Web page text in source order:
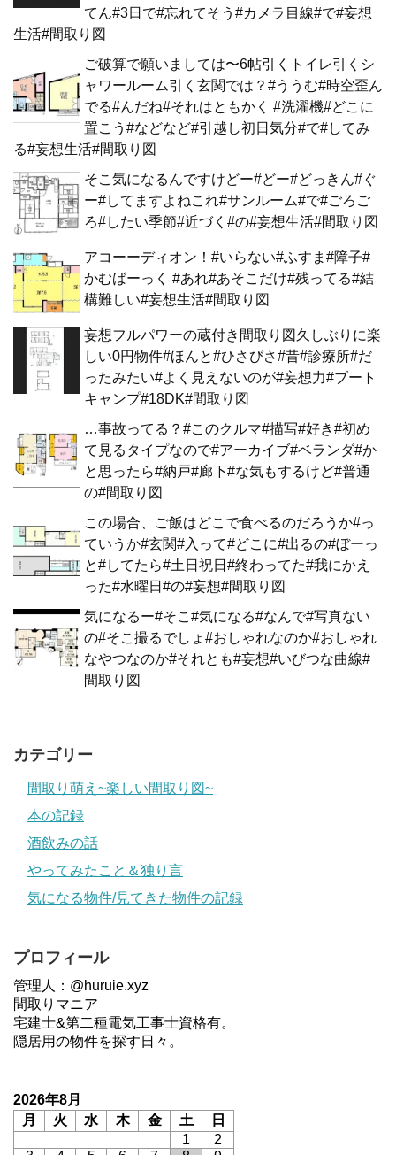
てん#3日で#忘れてそう#カメラ目線#で#妄想
生活#間取り図
ご破算で願いましては〜6帖引くトイレ引くシ
ャワールーム引く玄関では？#ううむ#時空歪ん
でる#んだね#それはともかく #洗濯機#どこに
置こう#などなど#引越し初日気分#で#してみ
る#妄想生活#間取り図
そこ気になるんですけどー#どー#どっきん#ぐ
ー#してますよねこれ#サンルーム#で#ごろご
ろ#したい季節#近づく#の#妄想生活#間取り図
アコーーディオン！#いらない#ふすま#障子#
かむばーっく #あれ#あそこだけ#残ってる#結
構難しい#妄想生活#間取り図
妄想フルパワーの蔵付き間取り図久しぶりに楽
しい0円物件#ほんと#ひさびさ#昔#診療所#だ
ったみたい#よく見えないのが#妄想力#ブート
キャンプ#18DK#間取り図
…事故ってる？#このクルマ#描写#好き#初め
て見るタイプなので#アーカイブ#ベランダ#か
と思ったら#納戸#廊下#な気もするけど#普通
の#間取り図
この場合、ご飯はどこで食べるのだろうか#っ
ていうか#玄関#入って#どこに#出るの#ぼーっ
と#してたら#土日祝日#終わってた#我にかえ
った#水曜日#の#妄想#間取り図
気になるー#そこ#気になる#なんで#写真ない
の#そこ撮るでしょ#おしゃれなのか#おしゃれ
なやつなのか#それとも#妄想#いびつな曲線#
間取り図
カテゴリー
間取り萌え~楽しい間取り図~
本の記録
酒飲みの話
やってみたこと＆独り言
気になる物件/見てきた物件の記録
プロフィール
管理人：@huruie.xyz
間取りマニア
宅建士&第二種電気工事士資格有。
隠居用の物件を探す日々。
2026年8月
月
火 水 木 金 土
日
1
2